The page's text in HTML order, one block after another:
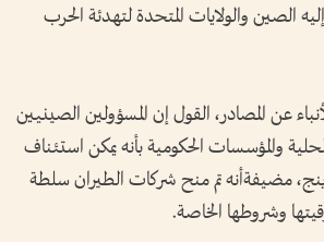
الصين والولايات المتحدة لتهدئة الحرب
عن المصادر، القول إن المسؤولين الصينيين
والمؤسسات الحكومية بأنه يمكن استئناف
مضيفةأنه تم منح شركات الطيران سلطة
وشروطها الخاصة.